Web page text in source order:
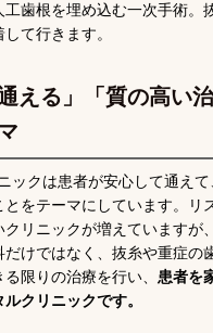
歯根を埋め込む一次手術。
て行きます。
える」「質の高い
ックは患者が安心して通え
とをテーマにしています。リ
リニックが増えていますが
だけではなく、抜糸や重症の
限りの治療を行い、 患者を
クリニックです。